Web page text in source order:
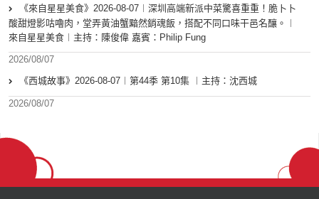
《來自星星美食》2026-08-07︱深圳高端新派中菜驚喜重重！脆卜卜
酸甜燈影咕嚕肉，堂弄黃油蟹黯然銷魂飯，搭配不同口味干邑名釀。︱
來自星星美食︱主持：陳俊偉 嘉賓：Philip Fung
2026/08/07
《西城故事》2026-08-07︱第44季 第10集 ︱主持：沈西城
2026/08/07